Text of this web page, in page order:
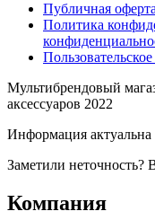
Публичная оферта
Политика
Мультибрендовый
аксессуаров 2022
Информация актуальна
Заметили неточность?
Компания